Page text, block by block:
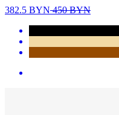
382.5 BYN450BYN